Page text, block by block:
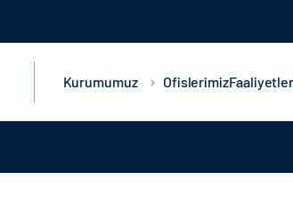
Kurumumuz Ofislerimiz